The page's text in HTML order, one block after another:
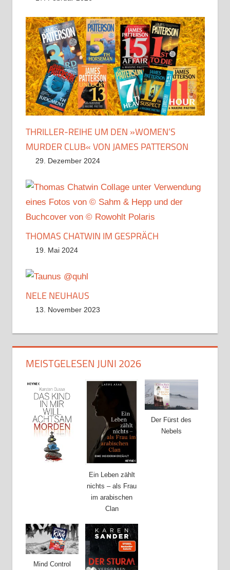
THRILLER-REIHE UM DEN »WOMEN’S
MURDER CLUB« VON JAMES PATTERSON
29. Dezember 2024
THOMAS CHATWIN IM GESPRÄCH
19. Mai 2024
NELE NEUHAUS
13. November 2023
MEISTGELESEN JUNI 2026
Ein Leben zählt
nichts – als Frau
im arabischen
Clan
Der Fürst des
Nebels
Mind Control